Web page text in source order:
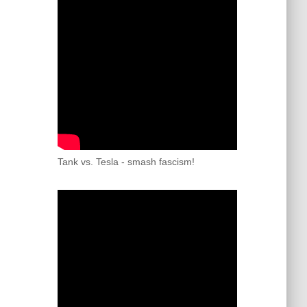
Tank vs. Tesla - smash fascism!